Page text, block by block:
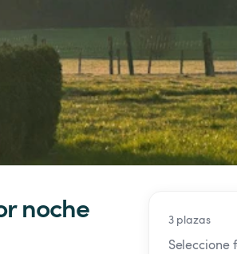
noche 3 plazas
Seleccione